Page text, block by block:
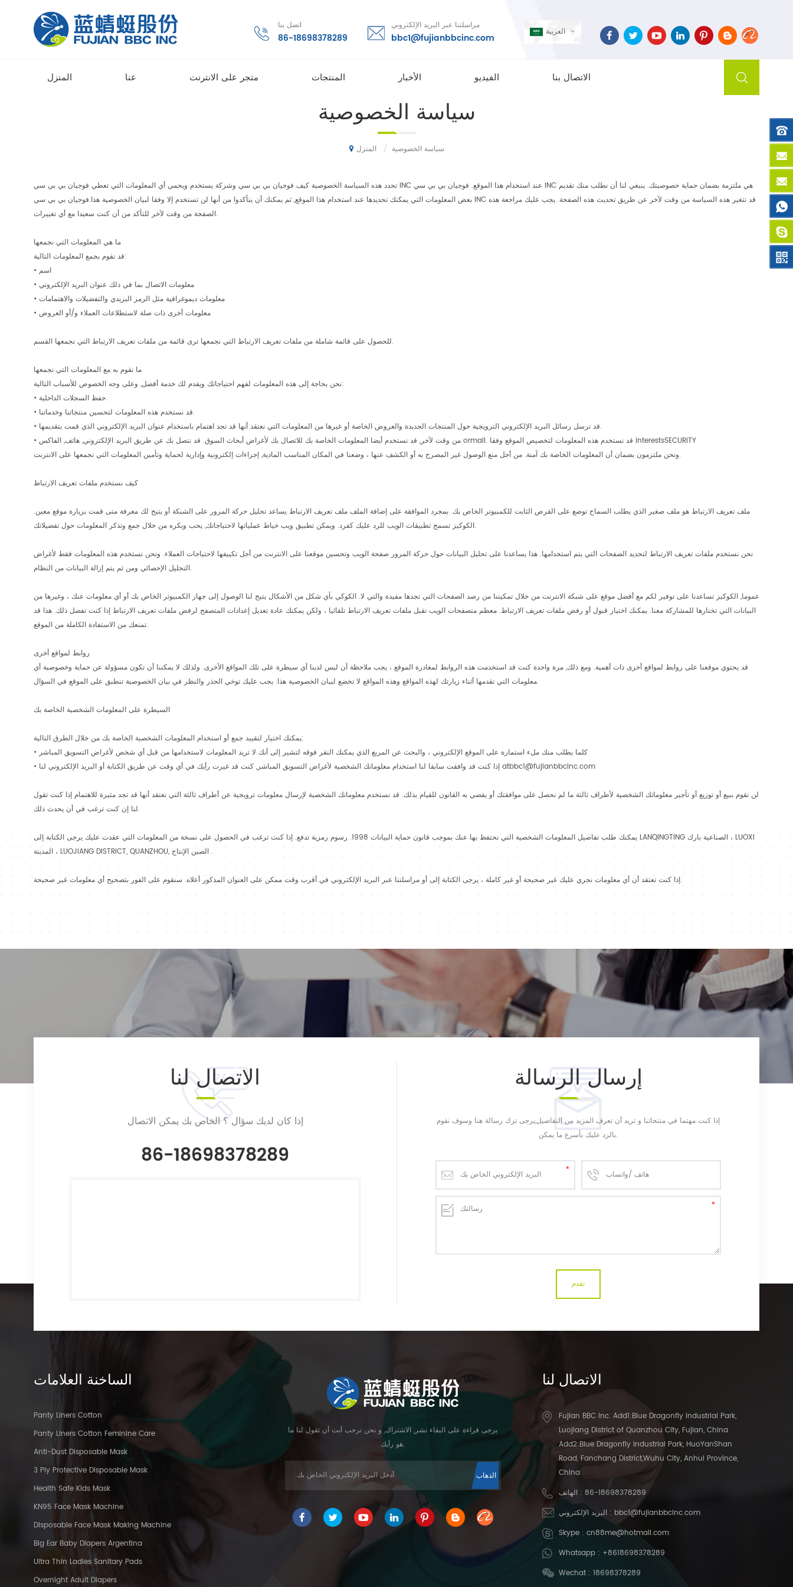
العربية
اتصل بنا
86-18698378289
مراسلتنا عبر البريد الإلكتروني
bbc1@fujianbbcinc.com
المنزل عنا متجر على الانترنت المنتجات الأخبار الفيديو الاتصال بنا
سياسة الخصوصية
المنزل / سياسة الخصوصية
تحدد هذه السياسة الخصوصية كيف فوجيان بي بي سي وشركة يستخدم ويحمي أي المعلومات التي تعطي فوجيان بي بي سي INC عند استخدام هذا الموقع. فوجيان بي بي سي INC هي ملتزمة بضمان حماية خصوصيتك. ينبغي لنا أن نطلب منك تقديم
بعض المعلومات التي يمكنك تحديدها عند استخدام هذا الموقع, ثم يمكنك أن يتأكدوا من أنها لن تستخدم إلا وفقا لبيان الخصوصية هذا.فوجيان بي بي سي INC قد تتغير هذه السياسة من وقت لآخر عن طريق تحديث هذه الصفحة. يجب عليك مراجعة هذه
الصفحة من وقت لآخر للتأكد من أن كنت سعيدا مع أي تغييرات.
ما هي المعلومات التي نجمعها
قد نقوم بجمع المعلومات التالية:
• اسم
• معلومات الاتصال بما في ذلك عنوان البريد الإلكتروني
• معلومات ديموغرافية مثل الرمز البريدي والتفضيلات والاهتمامات
• معلومات أخرى ذات صلة لاستطلاعات العملاء و/أو العروض
للحصول على قائمة شاملة من ملفات تعريف الارتباط التي نجمعها ترى قائمة من ملفات تعريف الارتباط التي نجمعها القسم.
ما نقوم به مع المعلومات التي نجمعها
نحن بحاجة إلى هذه المعلومات لفهم احتياجاتك ويقدم لك خدمة أفضل, وعلى وجه الخصوص للأسباب التالية:
• حفظ السجلات الداخلية.
• قد نستخدم هذه المعلومات لتحسين منتجاتنا وخدماتنا.
• قد نرسل رسائل البريد الإلكتروني الترويجية حول المنتجات الجديدة والعروض الخاصة أو غيرها من المعلومات التي نعتقد أنها قد تجد اهتمام باستخدام عنوان البريد الإلكتروني الذي قمت بتقديمها.
• من وقت لآخر, قد نستخدم أيضا المعلومات الخاصة بك للاتصال بك لأغراض أبحاث السوق. قد نتصل بك عن طريق البريد الإلكتروني, هاتف, الفاكس ormail. قد نستخدم هذه المعلومات لتخصيص الموقع وفقا interestsSECURITY
ونحن ملتزمون بضمان أن المعلومات الخاصة بك آمنة. من أجل منع الوصول غير المصرح به أو الكشف عنها ، وضعنا في المكان المناسب المادية, إجراءات إلكترونية وإدارية لحماية وتأمين المعلومات التي نجمعها على الانترنت.
كيف نستخدم ملفات تعريف الارتباط
ملف تعريف الارتباط هو ملف صغير الذي يطلب السماح توضع على القرص الثابت للكمبيوتر الخاص بك. بمجرد الموافقة على إضافة الملف ملف تعريف الارتباط يساعد تحليل حركة المرور على الشبكة أو يتيح لك معرفة متى قمت بزيارة موقع معين.
الكوكيز تسمح تطبيقات الويب للرد عليك كفرد. ويمكن تطبيق ويب خياط عملياتها لاحتياجاتك, يحب ويكره من خلال جمع وتذكر المعلومات حول تفضيلاتك.
نحن نستخدم ملفات تعريف الارتباط لتحديد الصفحات التي يتم استخدامها. هذا يساعدنا على تحليل البيانات حول حركة المرور صفحة الويب وتحسين موقعنا على الانترنت من أجل تكييفها لاحتياجات العملاء. ونحن نستخدم هذه المعلومات فقط لأغراض
التحليل الإحصائي ومن ثم يتم إزالة البيانات من النظام.
عموما, الكوكيز تساعدنا على توفير لكم مع أفضل موقع على شبكة الانترنت من خلال تمكيننا من رصد الصفحات التي تجدها مفيدة والتي لا. الكوكي بأي شكل من الأشكال يتيح لنا الوصول إلى جهاز الكمبيوتر الخاص بك أو أي معلومات عنك ، وغيرها من
البيانات التي تختارها للمشاركة معنا. يمكنك اختيار قبول أو رفض ملفات تعريف الارتباط. معظم متصفحات الويب تقبل ملفات تعريف الارتباط تلقائيا ، ولكن يمكنك عادة تعديل إعدادات المتصفح لرفض ملفات تعريف الارتباط إذا كنت تفضل ذلك. هذا قد
تمنعك من الاستفادة الكاملة من الموقع.
روابط لمواقع أخرى
قد يحتوي موقعنا على روابط لمواقع أخرى ذات أهمية. ومع ذلك, مرة واحدة كنت قد استخدمت هذه الروابط لمغادرة الموقع ، يجب ملاحظة أن ليس لدينا أي سيطرة على تلك المواقع الأخرى. ولذلك لا يمكننا أن تكون مسؤولة عن حماية وخصوصية أي
معلومات التي تقدمها أثناء زيارتك لهذه المواقع وهذه المواقع لا تخضع لبيان الخصوصية هذا. يجب عليك توخي الحذر والنظر في بيان الخصوصية تنطبق على الموقع في السؤال.
السيطرة على المعلومات الشخصية الخاصة بك
يمكنك اختيار لتقييد جمع أو استخدام المعلومات الشخصية الخاصة بك من خلال الطرق التالية:
• كلما يطلب منك ملء استمارة على الموقع الإلكتروني ، والبحث عن المربع الذي يمكنك النقر فوقه لتشير إلى أنك لا تريد المعلومات لاستخدامها من قبل أي شخص لأغراض التسويق المباشر
• إذا كنت قد وافقت سابقا لنا استخدام معلوماتك الشخصية لأغراض التسويق المباشر, كنت قد غيرت رأيك في أي وقت عن طريق الكتابة أو البريد الإلكتروني لنا atbbc1@fujianbbcinc.com
لن نقوم ببيع أو توزيع أو تأجير معلوماتك الشخصية لأطراف ثالثة ما لم نحصل على موافقتك أو يقضي به القانون للقيام بذلك. قد نستخدم معلوماتك الشخصية لإرسال معلومات ترويجية عن أطراف ثالثة التي نعتقد أنها قد تجد مثيرة للاهتمام إذا كنت تقول
لنا إن كنت ترغب في أن يحدث ذلك.
يمكنك طلب تفاصيل المعلومات الشخصية التي نحتفظ بها عنك بموجب قانون حماية البيانات 1998. رسوم رمزية تدفع. إذا كنت ترغب في الحصول على نسخة من المعلومات التي عقدت عليك يرجى الكتابة إلى LANQINGTING الصناعية بارك ، LUOXI
المدينة ، LUOJIANG DISTRICT, QUANZHOU, الصين الإنتاج .
إذا كنت تعتقد أن أي معلومات نجري عليك غير صحيحة أو غير كاملة ، يرجى الكتابة إلى أو مراسلتنا عبر البريد الإلكتروني في أقرب وقت ممكن على العنوان المذكور أعلاه. سنقوم على الفور بتصحيح أي معلومات غير صحيحة.
الاتصاللنا
إذا كان لديك سؤال ؟ الخاص بك يمكن الاتصال
86-18698378289
إرسالالرسالة
إذا كنت مهتما في منتجاتنا و تريد أن تعرف المزيد من التفاصيل,يرجى ترك رسالة هنا وسوف نقوم
بالرد عليك بأسرع ما يمكن.
الساخنة العلامات
Panty Liners Cotton
Panty Liners Cotton Feminine Care
Anti-Dust Disposable Mask
3 Ply Protective Disposable Mask
Health Safe Kids Mask
KN95 Face Mask Machine
Disposable Face Mask Making Machine
Big Ear Baby Diapers Argentina
Ultra Thin Ladies Sanitary Pads
Overnight Adult Diapers
يرجى قراءة على البقاء نشر, الاشتراك, و نحن نرحب أنت أن تقول لنا ما
هو رأيك.
الاتصال لنا
Fujian BBC Inc. Add1:Blue Dragonfly Industrial Park,
Luojiang District of Quanzhou City, Fujian, China
Add2:Blue Dragonfly Industrial Park, HuoYanShan
Road, Fanchang District,Wuhu City, Anhui Province,
China
الهاتف : 86-18698378289
البريد الإلكتروني : bbc1@fujianbbcinc.com
Skype : cn88me@hotmail.com
Whatsapp : +8618698378289
Wechat : 18698378289